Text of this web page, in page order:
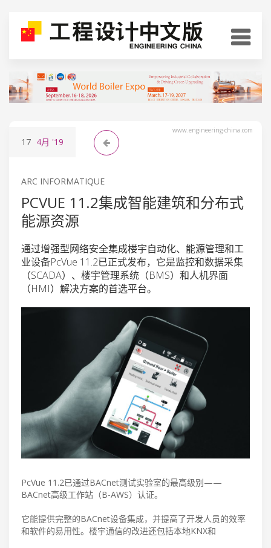
www.engineering-china.com
17 4月 '19
ARC INFORMATIQUE
PCVUE 11.2集成智能建筑和分布式
能源资源
通过增强型网络安全集成楼宇自动化、能源管理和工
业设备PcVue 11.2已正式发布，它是监控和数据采集
（SCADA）、楼宇管理系统（BMS）和人机界面
（HMI）解决方案的首选平台。
PcVue 11.2已通过BACnet测试实验室的最高级别——
BACnet高级工作站（B-AWS）认证。
它能提供完整的BACnet设备集成，并提高了开发人员的效率
和软件的易用性。楼宇通信的改进还包括本地KNX和